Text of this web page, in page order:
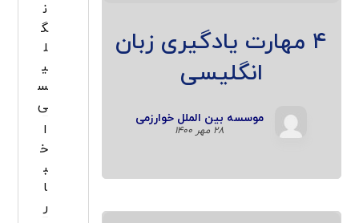
۴ مهارت یادگیری زبان
انگلیسی
موسسه بین الملل خوارزمی
۲۸ مهر ۱۴۰۰
ن
گ
ل
ی
س
ی
ا
خ
ب
ا
ر